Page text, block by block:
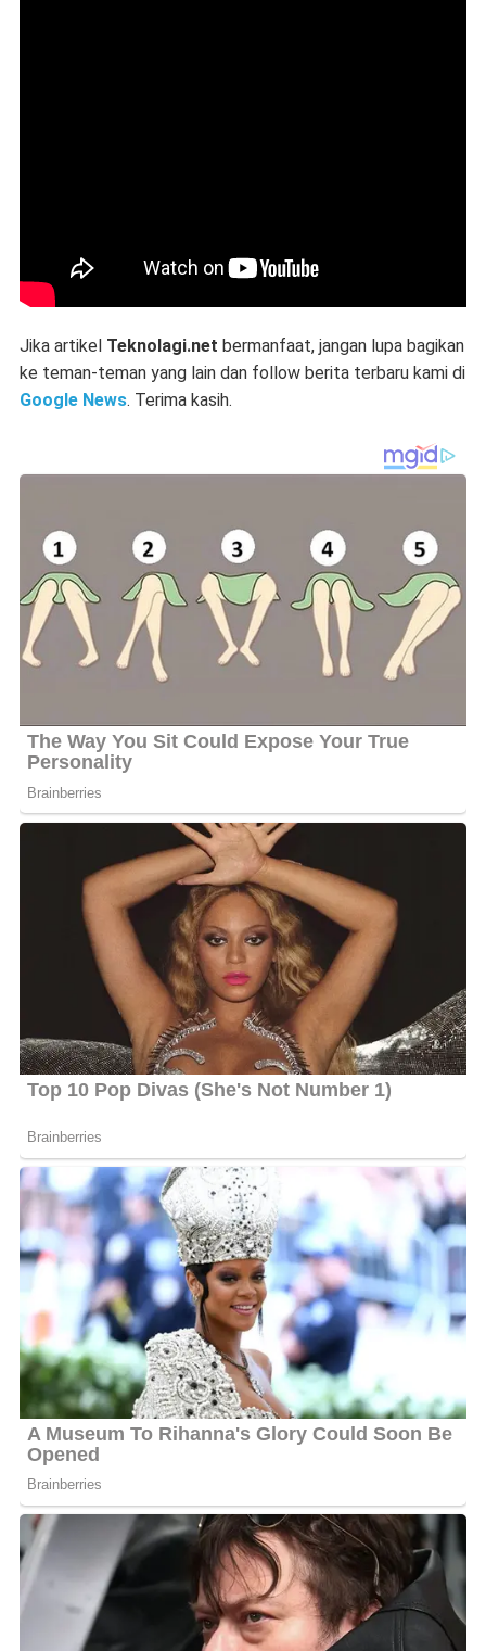
Jika artikel Teknolagi.net bermanfaat, jangan lupa bagikan
ke teman-teman yang lain dan follow berita terbaru kami di
Google News. Terima kasih.